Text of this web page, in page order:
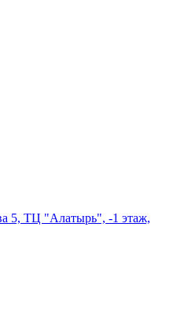
5, ТЦ "Алатырь", -1 этаж,